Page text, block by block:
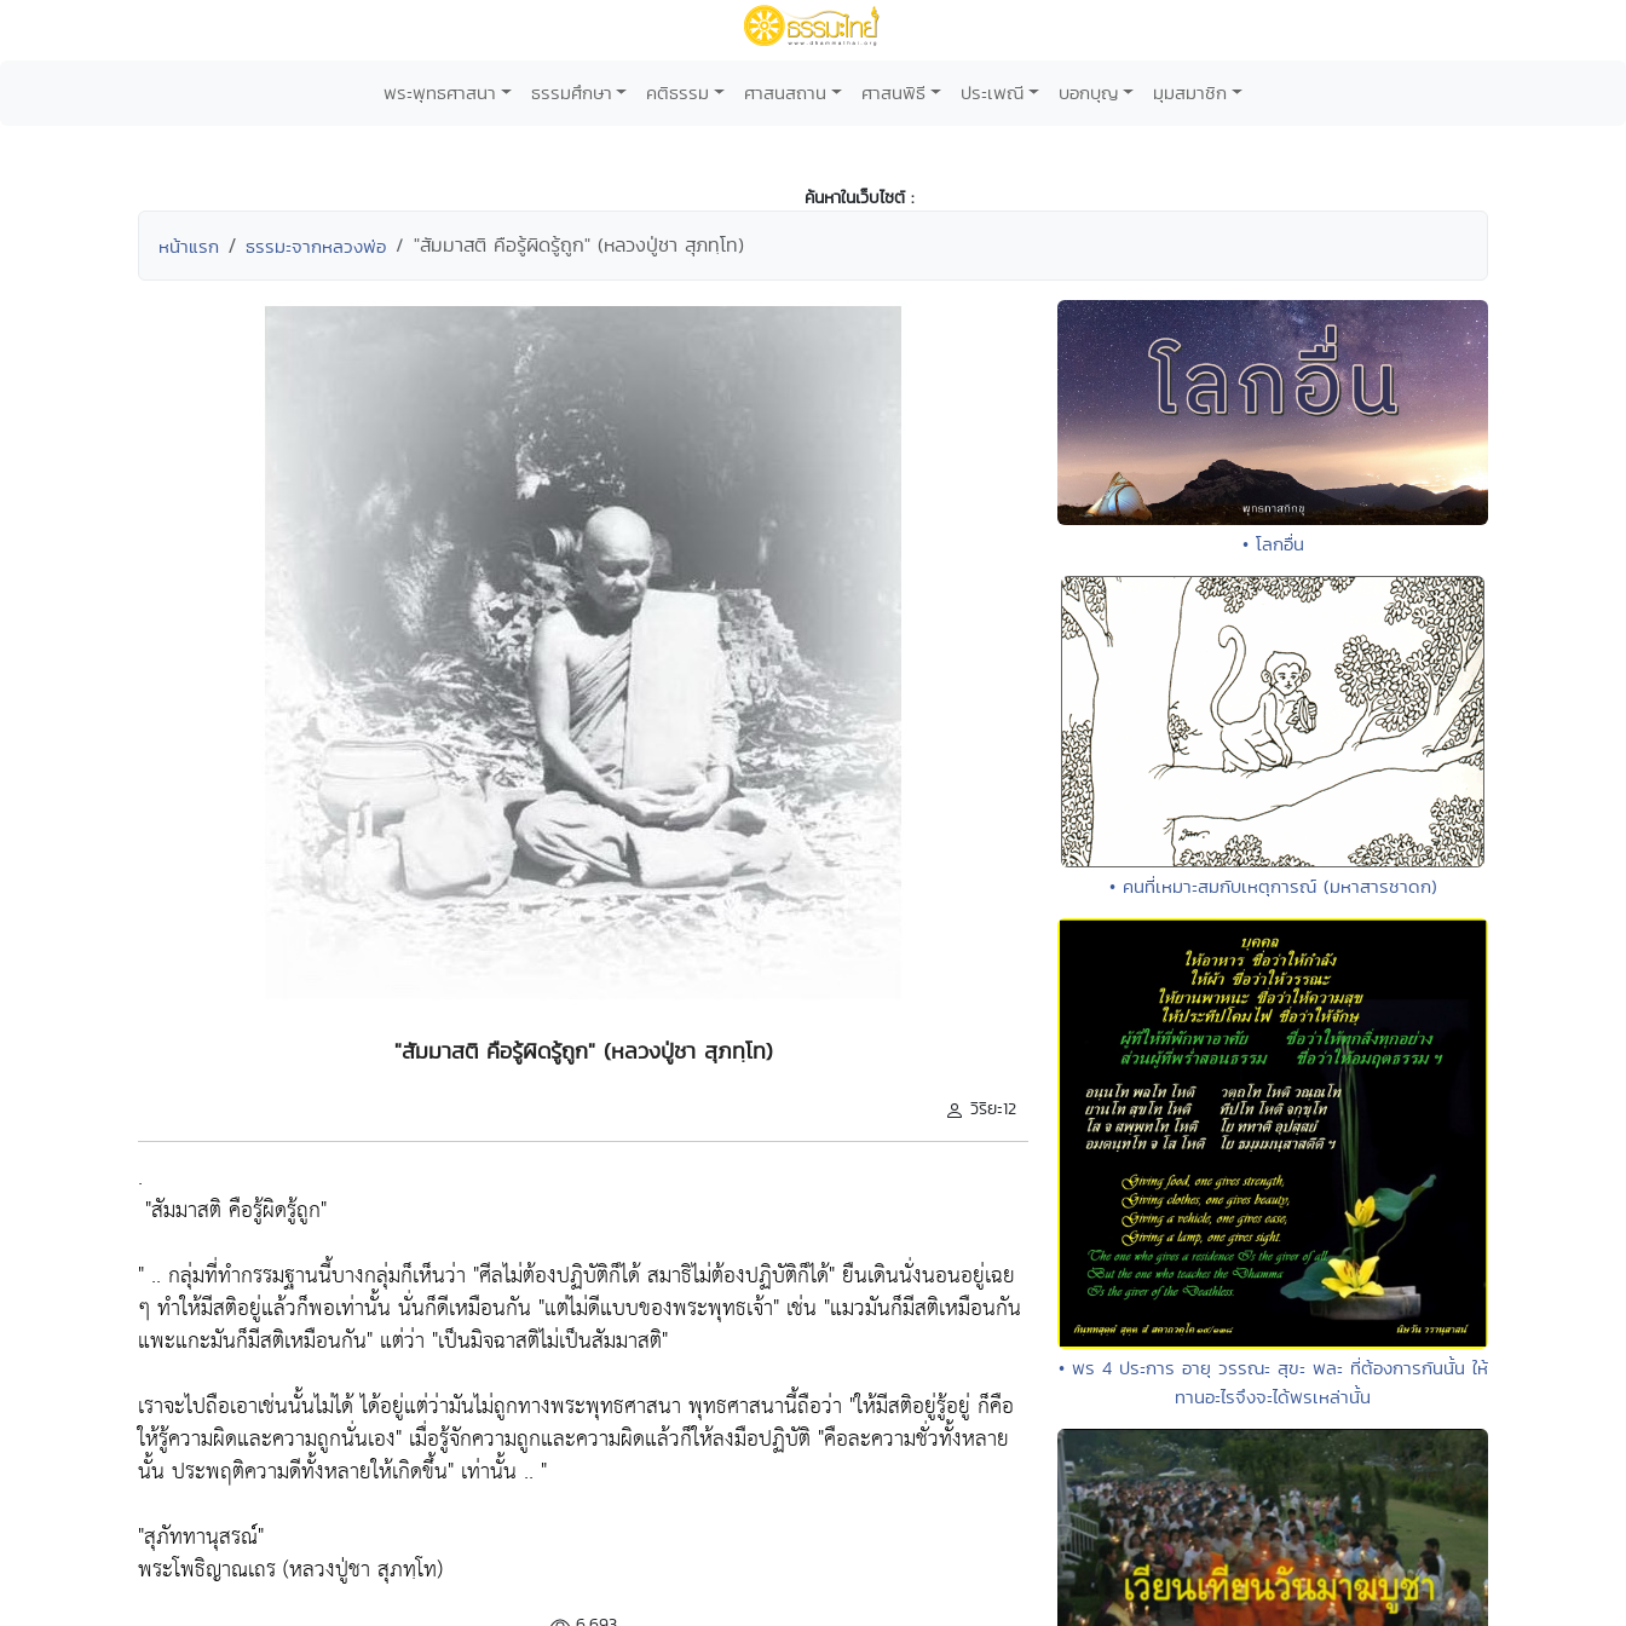
พระพุทธศาสนา ธรรมศึกษา คติธรรม ศาสนสถาน ศาสนพิธี ประเพณี บอกบุญ มุมสมาชิก
ค้นหาในเว็บไซต์ :
หน้าแรก ธรรมะจากหลวงพ่อ "สัมมาสติ คือรู้ผิดรู้ถูก" (หลวงปู่ชา สุภทฺโท)
"สัมมาสติ คือรู้ผิดรู้ถูก" (หลวงปู่ชา สุภทฺโท)
วิริยะ12
.
"สัมมาสติ คือรู้ผิดรู้ถูก"
" .. กลุ่มที่ทำกรรมฐานนี้บางกลุ่มก็เห็นว่า "ศีลไม่ต้องปฏิบัติก็ได้ สมาธิไม่ต้องปฏิบัติก็ได้" ยืนเดินนั่งนอนอยู่เฉย
ๆ ทำให้มีสติอยู่แล้วก็พอเท่านั้น นั่นก็ดีเหมือนกัน "แต่ไม่ดีแบบของพระพุทธเจ้า" เช่น "แมวมันก็มีสติเหมือนกัน
แพะแกะมันก็มีสติเหมือนกัน" แต่ว่า "เป็นมิจฉาสติไม่เป็นสัมมาสติ"
เราจะไปถือเอาเช่นนั้นไม่ได้ ได้อยู่แต่ว่ามันไม่ถูกทางพระพุทธศาสนา พุทธศาสนานี้ถือว่า "ให้มีสติอยู่รู้อยู่ ก็คือ
ให้รู้ความผิดและความถูกนั่นเอง" เมื่อรู้จักความถูกและความผิดแล้วก็ให้ลงมือปฏิบัติ "คือละความชั่วทั้งหลาย
นั้น ประพฤติความดีทั้งหลายให้เกิดขึ้น" เท่านั้น .. "
"สุภัททานุสรณ์์"
พระโพธิญาณเถร (หลวงปู่ชา สุภทฺโท)
• โลกอื่น
• คนที่เหมาะสมกับเหตุการณ์ (มหาสารชาดก)
• พร 4 ประการ อายุ วรรณะ สุขะ พละ ที่ต้องการกันนั้น ให้
ทานอะไรจึงจะได้พรเหล่านั้น